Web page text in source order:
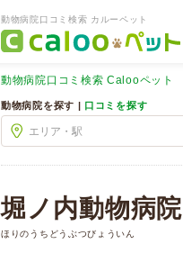
動物病院口コミ検索 カルーペット
動物病院口コミ検索 Calooペット
動物病院を探す | 口コミを探す
堀ノ内動物病院
ほりのうちどうぶつびょういん